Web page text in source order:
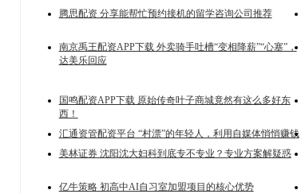
腾思配资 分享能帮忙预约接机的留学咨询公司推荐
南京禹王配资APP下载 外卖骑手吐槽“变相降薪”“心塞”，
达美乐回应
国鸣配资APP下载 原始传奇叶子商城竟然有这么多好东
西！
汇通资管配资平台 “村漂”的年轻人，利用自媒体悄悄赚钱
美林证券 沈阳沈大妇科到底专不专业？专业方案解疑惑
亿牛策略 初高中AI自习室加盟项目的核心优势